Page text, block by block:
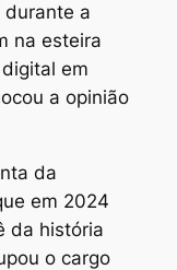
durante a
na esteira
em
a opinião
da
em 2024
da história
o cargo